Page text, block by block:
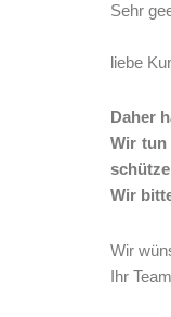
Sehr
liebe
Daher
Wir tun
Wir
Wir
Ihr